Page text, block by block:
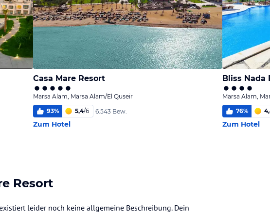
Casa Mare Resort
Marsa Alam, Marsa Alam/El Quseir
93% 5,4/6 6.543 Bew.
Zum Hotel
Bliss Nada
Marsa Alam,
76%
Zum Hotel
Resort
leider noch keine allgemeine Beschreibung. Dein